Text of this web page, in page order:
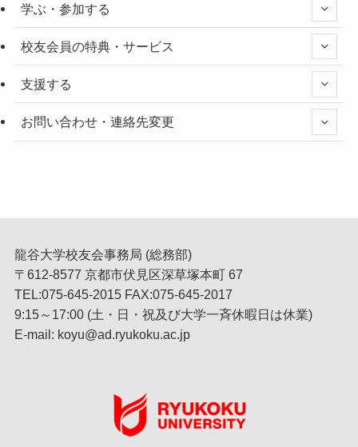
学ぶ・参加する
校友会員の特典・サービス
支援する
お問い合わせ・連絡先変更
龍谷大学校友会事務局 (総務部)
〒612-8577 京都市伏見区深草塚本町 67
TEL:075-645-2015 FAX:075-645-2017
9:15～17:00 (土・日・祝及び大学一斉休暇日は休業)
E-mail: koyu@ad.ryukoku.ac.jp